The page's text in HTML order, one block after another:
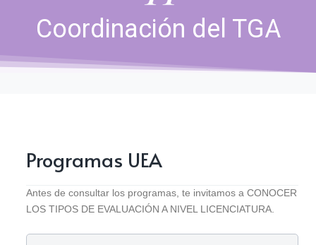
Coordinación del TGA
Coordinación del TGA
Programas UEA
Antes de consultar los programas, te invitamos a CONOCER
LOS TIPOS DE EVALUACIÓN A NIVEL LICENCIATURA.